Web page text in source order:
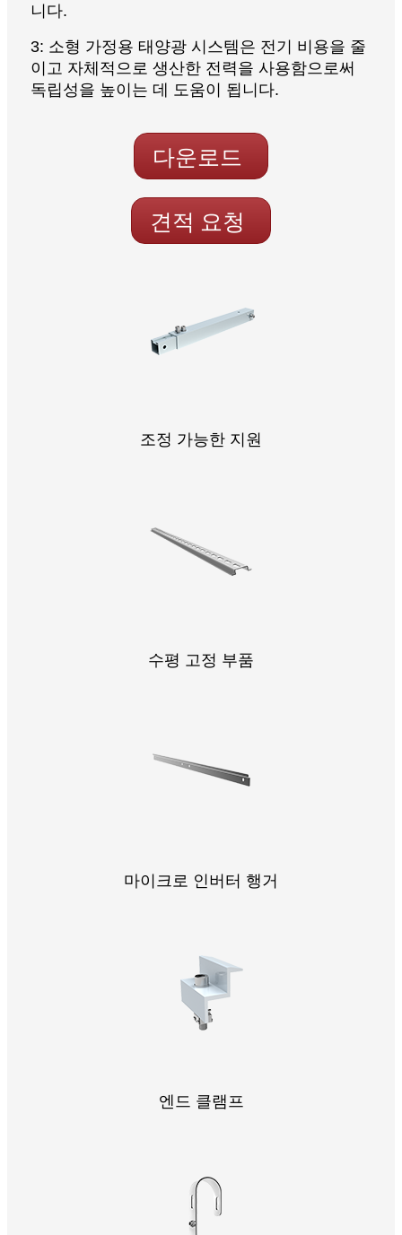
니다.
3: 소형 가정용 태양광 시스템은 전기 비용을 줄
이고 자체적으로 생산한 전력을 사용함으로써
독립성을 높이는 데 도움이 됩니다.
다운로드
견적 요청
조정 가능한 지원
수평 고정 부품
마이크로 인버터 행거
엔드 클램프